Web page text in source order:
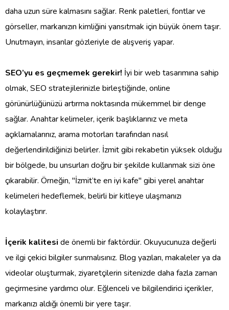
daha uzun süre kalmasını sağlar. Renk paletleri, fontlar ve
görseller, markanızın kimliğini yansıtmak için büyük önem taşır.
Unutmayın, insanlar gözleriyle de alışveriş yapar.
SEO’yu es geçmemek gerekir! İyi bir web tasarımına sahip
olmak, SEO stratejilerinizle birleştiğinde, online
görünürlüğünüzü artırma noktasında mükemmel bir denge
sağlar. Anahtar kelimeler, içerik başlıklarınız ve meta
açıklamalarınız, arama motorları tarafından nasıl
değerlendirildiğinizi belirler. İzmit gibi rekabetin yüksek olduğu
bir bölgede, bu unsurları doğru bir şekilde kullanmak sizi öne
çıkarabilir. Örneğin, "İzmit’te en iyi kafe" gibi yerel anahtar
kelimeleri hedeflemek, belirli bir kitleye ulaşmanızı
kolaylaştırır.
İçerik kalitesi de önemli bir faktördür. Okuyucunuza değerli
ve ilgi çekici bilgiler sunmalısınız. Blog yazıları, makaleler ya da
videolar oluşturmak, ziyaretçilerin sitenizde daha fazla zaman
geçirmesine yardımcı olur. Eğlenceli ve bilgilendirici içerikler,
markanızı aldığı önemli bir yere taşır.